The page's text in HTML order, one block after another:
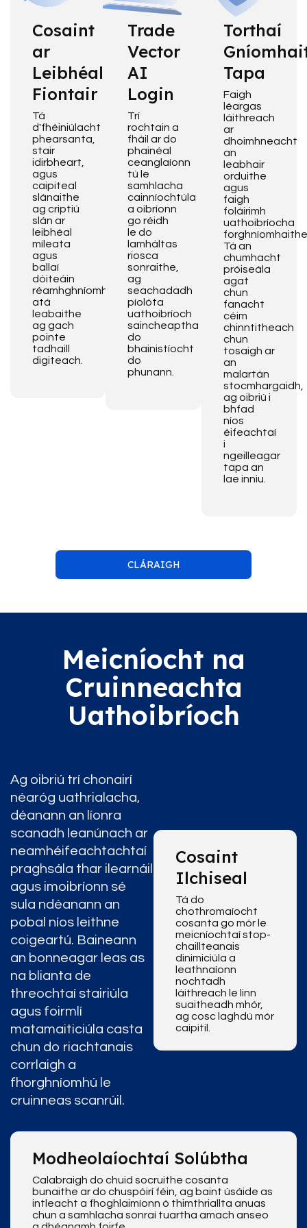
Cosaint
ar
Leibhéal
Fiontair
Tá
d'fhéiniúlacht
phearsanta,
stair
idirbheart,
agus
caipiteal
slánaithe
ag criptiú
slán ar
leibhéal
míleata
agus
ballaí
dóiteáin
réamhghníomhacha
atá
leabaithe
ag gach
pointe
tadhaill
digiteach.
Trade
Vector
AI
Login
Trí
rochtain a
fháil ar do
phainéal
ceanglaíonn
tú le
samhlacha
cainníochtúla
a oibríonn
go réidh
le do
lamháltas
riosca
sonraithe,
ag
seachadadh
píolóta
uathoibríoch
saincheaptha
do
bhainistíocht
do
phunann.
Torthaí
Tapa
Faigh
léargas
láithreach
ar
dhoimhneacht
an
leabhair
orduithe
agus
faigh
foláirimh
uathoibríocha
Tá an
chumhacht
próiseála
agat
chun
fanacht
céim
chinntitheach
chun
tosaigh ar
an
malartán
stocmhargaidh,
ag oibriú i
bhfad
níos
éifeachtaí
i
ngeilleagar
tapa an
lae inniu.
CLÁRAIGH
Meicníocht na
Cruinneachta
Uathoibríoch
Ag oibriú trí chonairí
néaróg uathrialacha,
déanann an líonra
scanadh leanúnach ar
neamhéifeachtachtaí
praghsála thar ilearnáil
agus imoibríonn sé
sula ndéanann an
pobal níos leithne
coigeartú. Baineann
an bonneagar leas as
na blianta de
threochtaí stairiúla
agus foirmlí
matamaiticiúla casta
chun do riachtanais
corrlaigh a
fhorghníomhú le
cruinneas scanrúil.
Cosaint
Ilchiseal
Tá do
chothromaíocht
cosanta go mór le
meicníochtaí stop-
chaillteanais
dinimiciúla a
leathnaíonn
nochtadh
láithreach le linn
suaitheadh ​​mhór,
ag cosc ​​laghdú mór
caipitil.
Modheolaíochtaí Solúbtha
Calabraigh do chuid socruithe cosanta
bunaithe ar do chuspóirí féin, ag baint úsáide as
intleacht a fhoghlaimíonn ó thimthriallta anuas
chun a samhlacha sonraí tuartha amach anseo